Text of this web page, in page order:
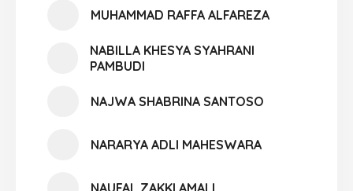
MUHAMMAD RAFFA ALFAREZA
NABILLA KHESYA SYAHRANI
PAMBUDI
NAJWA SHABRINA SANTOSO
NARARYA ADLI MAHESWARA
NAUFAL ZAKKI AMALI